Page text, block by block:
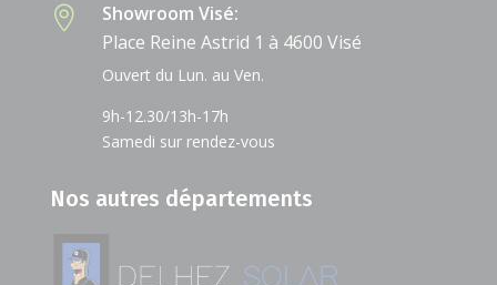

Showroom Visé:
Place Reine Astrid 1 à 4600 Visé
Ouvert du Lun. au Ven.
9h-12.30/13h-17h
Samedi sur rendez-vous
Nos autres départements